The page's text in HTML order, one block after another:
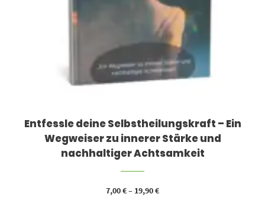
Entfessle deine Selbstheilungskraft – Ein
Wegweiser zu innerer Stärke und
nachhaltiger Achtsamkeit
7,00€– 19,90€